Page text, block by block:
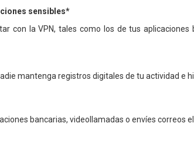
sensibles*
con la VPN, tales como los de tus
mantenga registros digitales de tu actividad e
bancarias, videollamadas o envíes